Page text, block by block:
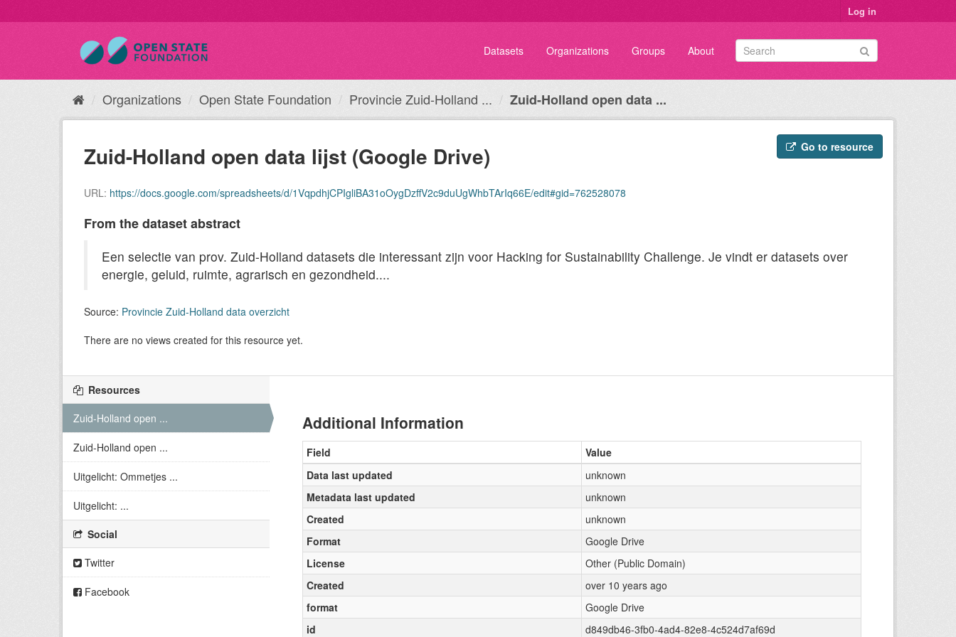
Log in
Datasets Organizations Groups About
Organizations Open State Foundation Provincie Zuid-Holland ... Zuid-Holland open data ...
Go to resource
Zuid-Holland open data lijst (Google Drive)
URL: https://docs.google.com/spreadsheets/d/1VqpdhjCPIgliBA31oOygDzffV2c9duUgWhbTArIq66E/edit#gid=762528078
From the dataset abstract
Een selectie van prov. Zuid-Holland datasets die interessant zijn voor Hacking for Sustainability Challenge. Je vindt er datasets over
energie, geluid, ruimte, agrarisch en gezondheid....
Source: Provincie Zuid-Holland data overzicht
There are no views created for this resource yet.
Resources
Zuid-Holland open ...
Zuid-Holland open ...
Uitgelicht: Ommetjes ...
Uitgelicht: ...
Social
Twitter
Facebook
Additional Information
Field
Value
Data last updated
unknown
Metadata last updated
unknown
Created
unknown
Format
Google Drive
License
Other (Public Domain)
Created
over 10 years ago
format
Google Drive
id
d849db46-3fb0-4ad4-82e8-4c524d7af69d